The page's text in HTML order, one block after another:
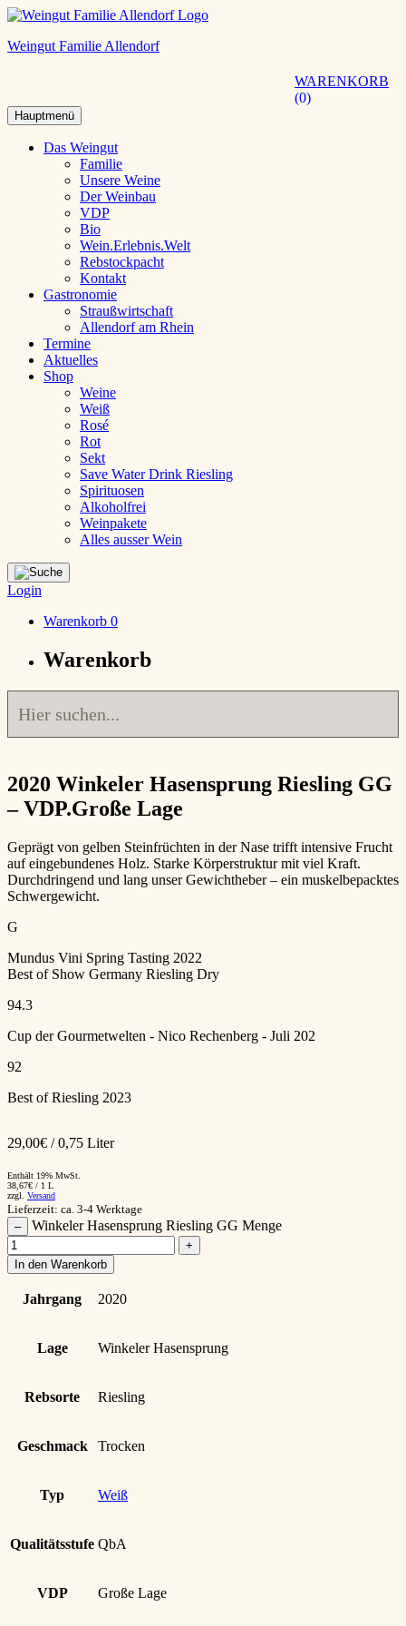
Weingut Familie Allendorf
WARENKORB
0
Hauptmenü
Das Weingut
Familie
Unsere Weine
Der Weinbau
VDP
Bio
Wein.Erlebnis.Welt
Rebstockpacht
Kontakt
Gastronomie
Straußwirtschaft
Allendorf am Rhein
Termine
Aktuelles
Shop
Weine
Weiß
Rosé
Rot
Sekt
Save Water Drink Riesling
Spirituosen
Alkoholfrei
Weinpakete
Alles ausser Wein
Login
Warenkorb 0
Warenkorb
2020 Winkeler Hasensprung Riesling GG
– VDP.Große Lage
Geprägt von gelben Steinfrüchten in der Nase trifft intensive Frucht
auf eingebundenes Holz. Starke Körperstruktur mit viel Kraft.
Durchdringend und lang unser Gewichtheber – ein muskelbepacktes
Schwergewicht.
G
Mundus Vini Spring Tasting 2022
Best of Show Germany Riesling Dry
94.3
Cup der Gourmetwelten - Nico Rechenberg - Juli 202
92
Best of Riesling 2023
29,00€ / 0,75 Liter
Enthält 19% MwSt.
38,67€ / 1 L
zzgl. Versand
Lieferzeit: ca. 3-4 Werktage
–
Winkeler Hasensprung Riesling GG Menge
+
In den Warenkorb
Jahrgang 2020
Lage Winkeler Hasensprung
Rebsorte Riesling
Geschmack Trocken
Typ Weiß
Qualitätsstufe QbA
VDP Große Lage